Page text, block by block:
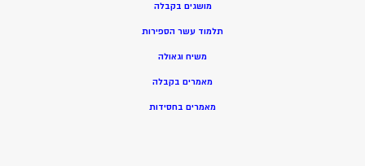
מושגים בקבלה
תלמוד עשר הספירות
משיח וגאולה
מאמרים בקבלה
מאמרים בחסידות